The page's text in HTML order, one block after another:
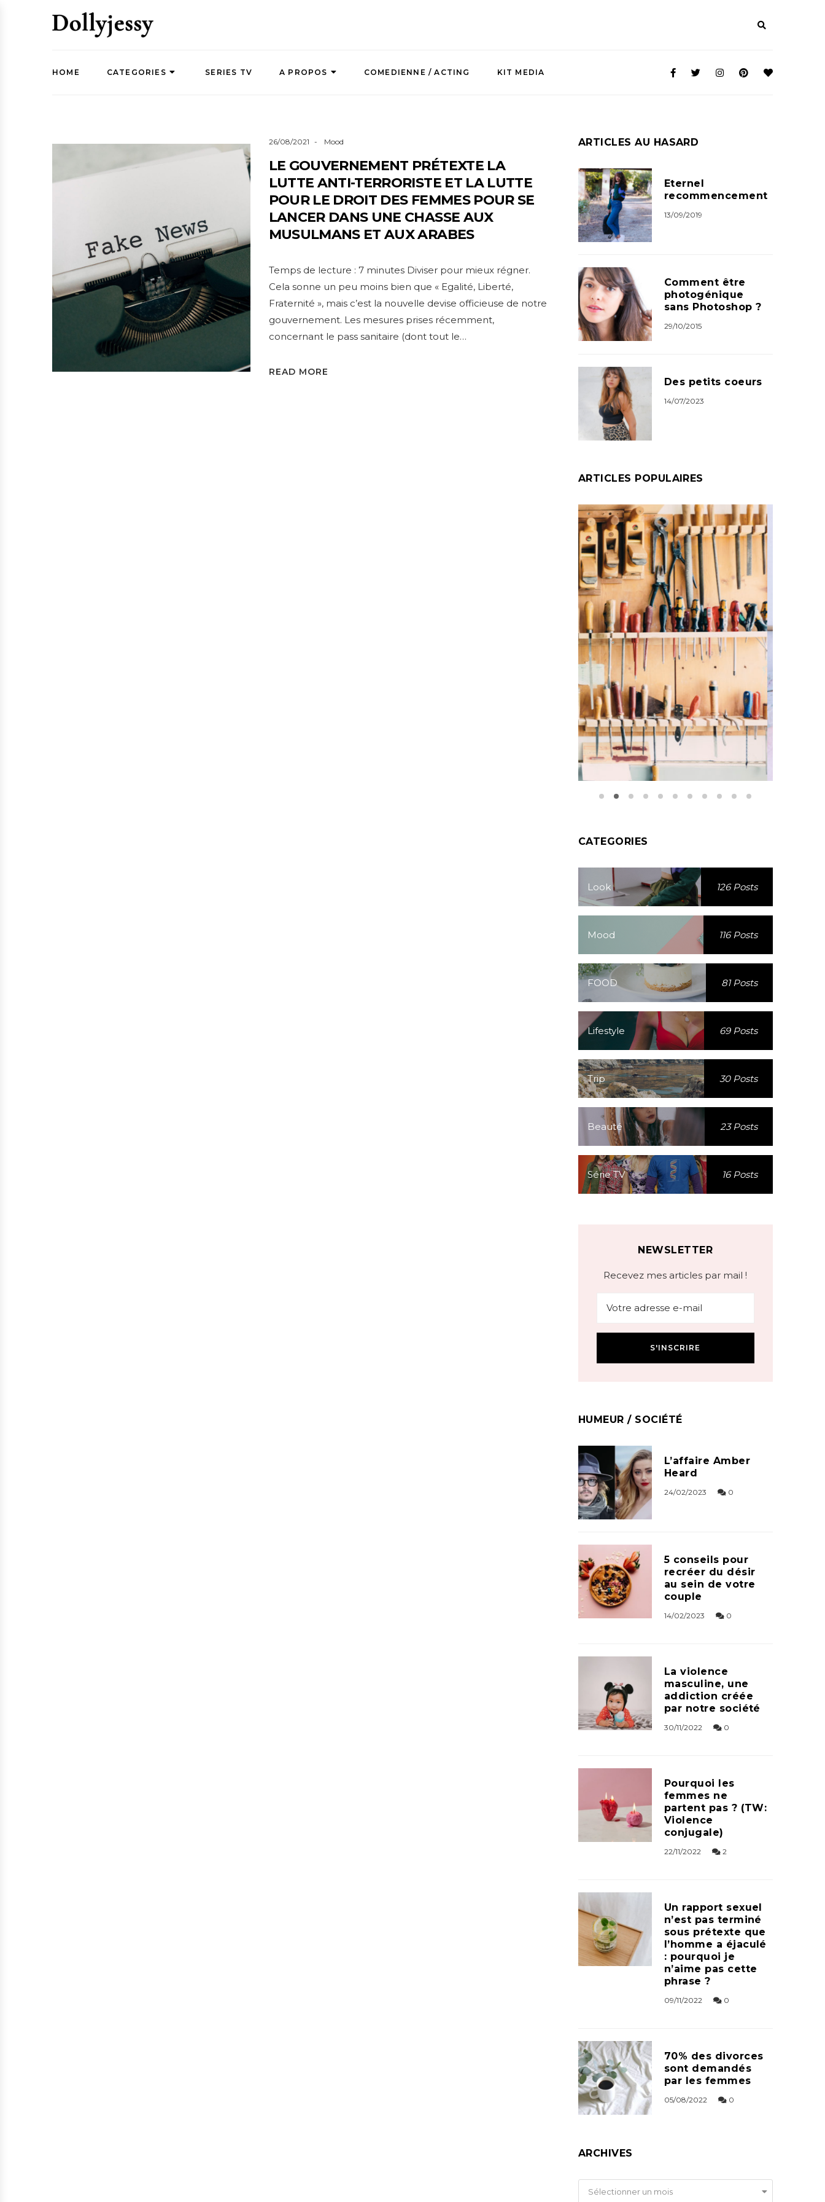
HOME CATEGORIES SERIES TV A PROPOS COMEDIENNE / ACTING KIT MEDIA
26/08/2021 Mood
LE GOUVERNEMENT PRÉTEXTE LA
LUTTE ANTI-TERRORISTE ET LA LUTTE
POUR LE DROIT DES FEMMES POUR SE
LANCER DANS UNE CHASSE AUX
MUSULMANS ET AUX ARABES
Temps de lecture : 7 minutes Diviser pour mieux régner.
Cela sonne un peu moins bien que « Egalité, Liberté,
Fraternité », mais c’est la nouvelle devise officieuse de notre
gouvernement. Les mesures prises récemment,
concernant le pass sanitaire (dont tout le…
READ MORE
ARTICLES AU HASARD
Eternel
recommencement
13/09/2019
Comment être
photogénique
sans Photoshop ?
29/10/2015
Des petits coeurs
14/07/2023
ARTICLES POPULAIRES
CATEGORIES
Look 126 Posts
Mood 116 Posts
FOOD 81 Posts
Lifestyle 69 Posts
Trip 30 Posts
Beauté 23 Posts
Série TV 16 Posts
NEWSLETTER
Recevez mes articles par mail !
HUMEUR / SOCIÉTÉ
L’affaire Amber
Heard
24/02/2023 0
5 conseils pour
recréer du désir
au sein de votre
couple
14/02/2023 0
La violence
masculine, une
addiction créée
par notre société
30/11/2022 0
Pourquoi les
femmes ne
partent pas ? (TW:
Violence
conjugale)
22/11/2022 2
Un rapport sexuel
n’est pas terminé
sous prétexte que
l’homme a éjaculé
: pourquoi je
n’aime pas cette
phrase ?
09/11/2022 0
70% des divorces
sont demandés
par les femmes
05/08/2022 0
ARCHIVES
Archives
Sélectionner un mois